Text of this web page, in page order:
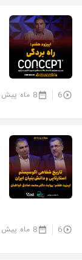
6 8 ماه پیش
6 8 ماه پیش